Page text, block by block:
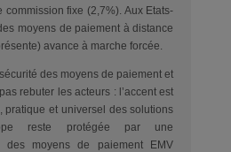
fixe (2,7%). Aux Etats-
moyens de paiement à distance
avance à marche forcée.
des moyens de paiement et
rebuter les acteurs : l’accent est
pratique et universel des solutions
reste protégée par une
des moyens de paiement EMV